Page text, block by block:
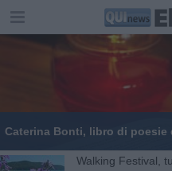
Caterina Bonti, libro di poesie
Walking Festival,